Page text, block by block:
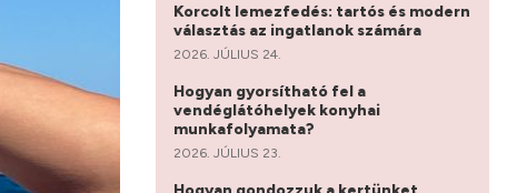
Korcolt lemezfedés: tartós és modern
választás az ingatlanok számára
2026. JÚLIUS 24.
Hogyan gyorsítható fel a
vendéglátóhelyek konyhai
munkafolyamata?
2026. JÚLIUS 23.